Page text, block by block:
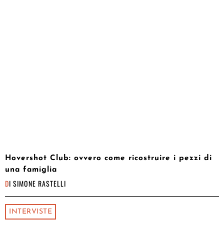
Hovershot Club: ovvero come ricostruire i pezzi di
una famiglia
DI SIMONE RASTELLI
INTERVISTE